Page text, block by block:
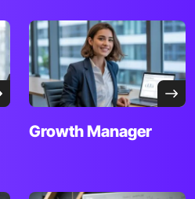
GrowthManager